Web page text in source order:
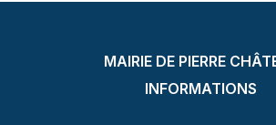
MAIRIE DE PIERRE
INFORMATIONS